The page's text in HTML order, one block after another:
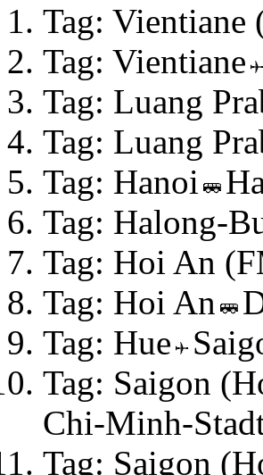
Tag: Vientiane
Tag: Vientiane
Tag: Luang
Tag: Luang
Tag: Hanoi
Tag: Halong-
Tag: Hoi An
Tag: Hoi An
Tag: Hue
Tag: Saigon
Chi-Minh-
Tag: Saigon